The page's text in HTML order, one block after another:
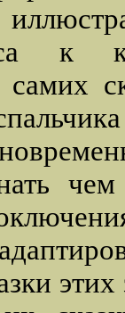
к
самих